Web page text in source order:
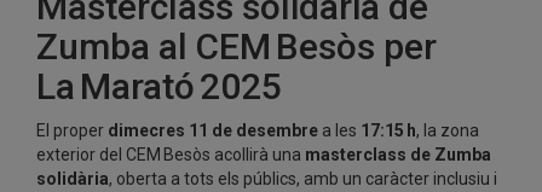
Zumba al CEM Besòs per
La Marató 2025
El proper dimecres 11 de desembre a les 17:15 h, la zona
exterior del CEM Besòs acollirà una masterclass de Zumba
solidària, oberta a tots els públics, amb un caràcter inclusiu i